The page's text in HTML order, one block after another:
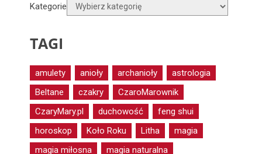
Kategorie
TAGI
amulety anioły archanioły
astrologia
Beltane
czakry
CzaroMarownik
CzaryMary.pl
duchowość
feng shui
horoskop
Koło Roku Litha
magia
magia miłosna
magia naturalna